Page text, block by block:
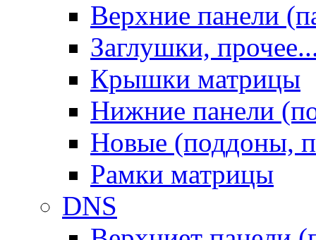
Верхние панели
Заглушки,
Крышки матрицы
Нижние панели
Новые (поддоны,
Рамки матрицы
DNS